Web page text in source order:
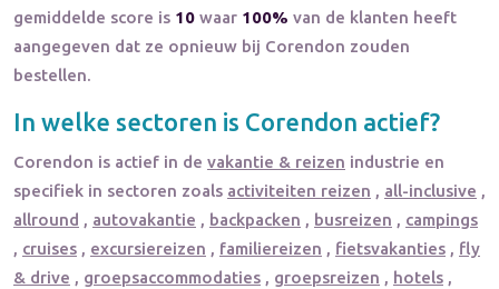
gemiddelde score is 10 waar 100% van de klanten heeft
aangegeven dat ze opnieuw bij Corendon zouden
bestellen.
In welke sectoren is Corendon actief?
Corendon is actief in de vakantie & reizen industrie en
specifiek in sectoren zoals activiteiten reizen , all-inclusive ,
allround , autovakantie , backpacken , busreizen , campings
, cruises , excursiereizen , familiereizen , fietsvakanties , fly
& drive , groepsaccommodaties , groepsreizen , hotels ,